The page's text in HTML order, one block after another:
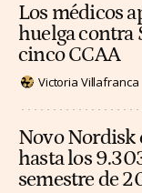
Los médicos
huelga contra
cinco CCAA
Victoria Villafranca
Novo Nordisk
hasta los
semestre de